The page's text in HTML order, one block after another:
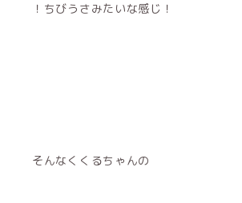
！ちびうさみたいな感じ！
そんなくくるちゃんの